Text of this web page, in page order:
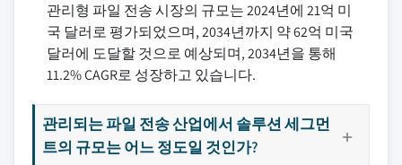
관리형 파일 전송 시장의 규모는 2024년에 21억 미
국 달러로 평가되었으며, 2034년까지 약 62억 미국
달러에 도달할 것으로 예상되며, 2034년을 통해
11.2% CAGR로 성장하고 있습니다.
관리되는 파일 전송 산업에서 솔루션 세그먼
트의 규모는 어느 정도일 것인가?